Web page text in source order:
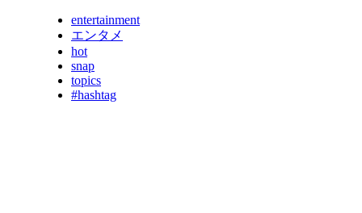
entertainment
エンタメ
hot
snap
topics
#hashtag